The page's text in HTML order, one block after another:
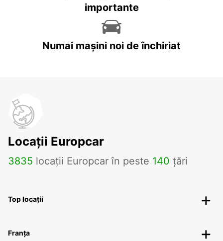
importante
Numai mașini noi de închiriat
Locații Europcar
3835 locații Europcar în peste 140 țări
Top locații
Franța